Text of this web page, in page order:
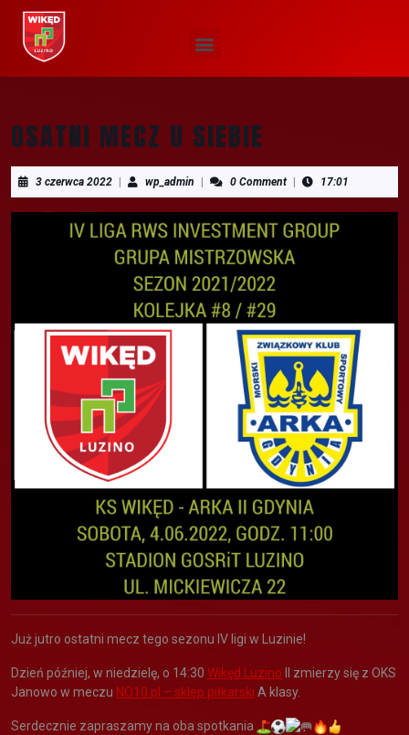
OSATNI MECZ U SIEBIE
3 czerwca 2022 wp_admin 0 Comment 17:01
Już jutro ostatni mecz tego sezonu IV ligi w Luzinie!
Dzień później, w niedzielę, o 14:30 Wikęd Luzino II zmierzy się z OKS
Janowo w meczu NO10.pl – sklep piłkarski A klasy.
Serdecznie zapraszamy na oba spotkania